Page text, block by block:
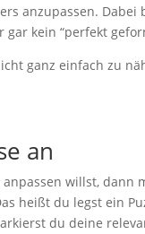
anzupassen.
kein “perfekt
ganz einfach zu
an
willst, dann
heißt du legst ein
du deine